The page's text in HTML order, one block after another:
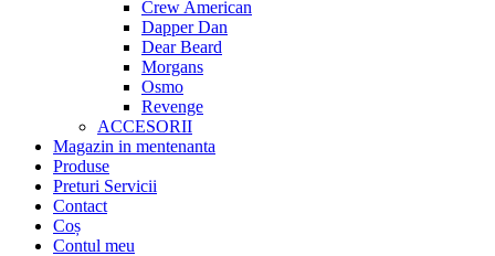
Crew American
Dapper Dan
Dear Beard
Morgans
Osmo
Revenge
ACCESORII
Magazin in mentenanta
Produse
Preturi Servicii
Contact
Coș
Contul meu